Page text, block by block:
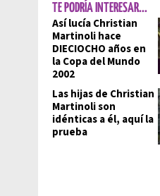
TE PODRÍA INTERESAR...
Así lucía Christian
Martinoli hace
DIECIOCHO años en
la Copa del Mundo
2002
Las hijas de Christian
Martinoli son
idénticas a él, aquí la
prueba